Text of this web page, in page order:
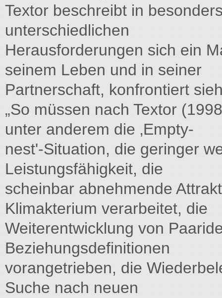
Textor beschreibt in
unterschiedlichen
Herausforderungen sich ein
seinem Leben und in seiner
Partnerschaft, konfrontiert
„So müssen nach Textor
unter anderem die ‚Empty-
nest'-Situation, die geringer
Leistungsfähigkeit, die
scheinbar abnehmende
Klimakterium verarbeitet, die
Weiterentwicklung von
Beziehungsdefinitionen
vorangetrieben, die
Suche nach neuen